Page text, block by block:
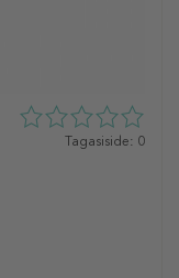
0
Tagasiside: 0